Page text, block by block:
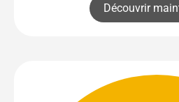
Découvrir